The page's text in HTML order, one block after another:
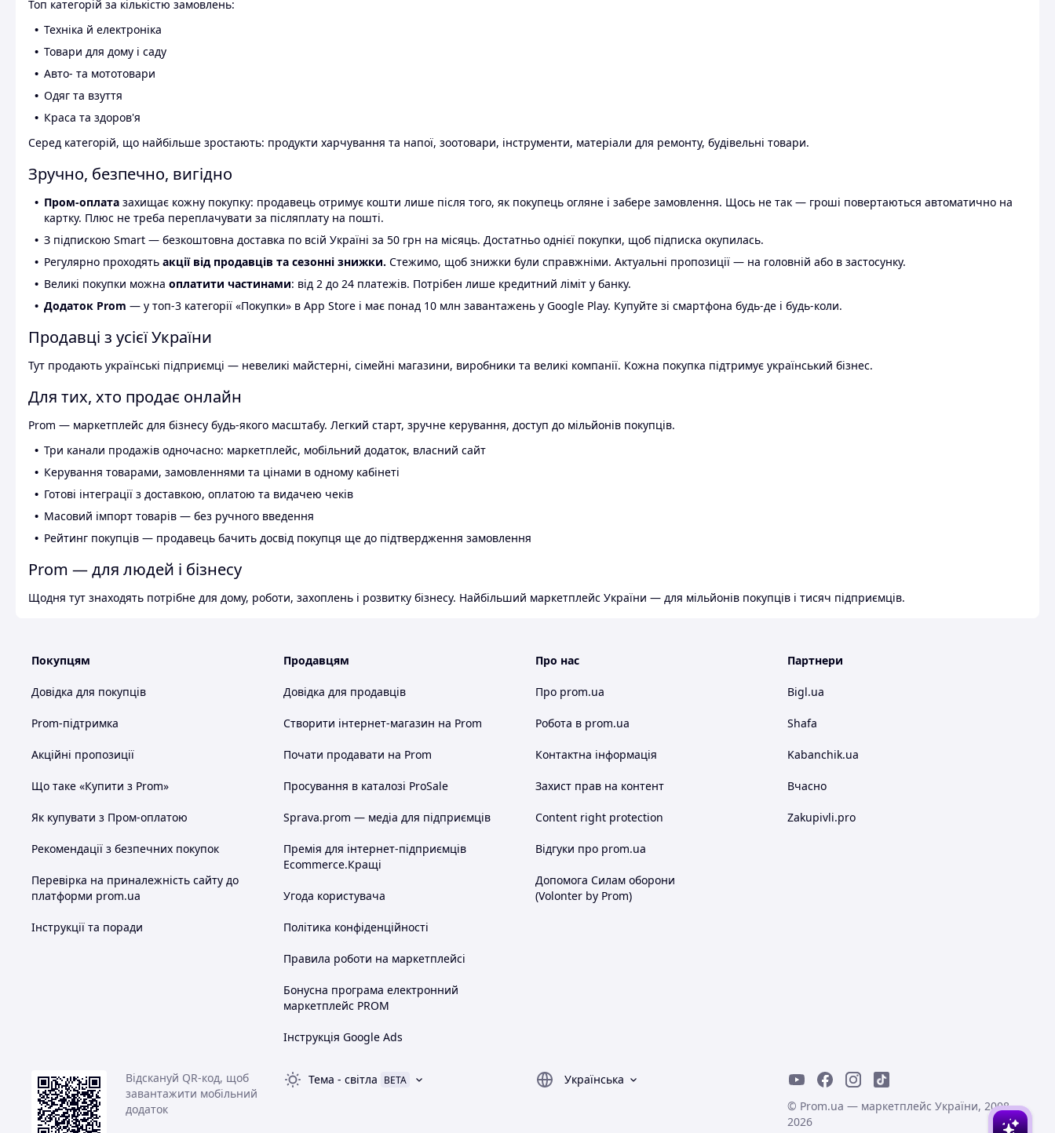
Топ категорій за кількістю замовлень:
Техніка й електроніка
Товари для дому і саду
Авто- та мототовари
Одяг та взуття
Краса та здоров'я
Серед категорій, що найбільше зростають: продукти харчування та напої, зоотовари, інструменти, матеріали для ремонту, будівельні товари.
Зручно, безпечно, вигідно
Пром-оплата захищає кожну покупку: продавець отримує кошти лише після того, як покупець огляне і забере замовлення. Щось не так — гроші повертаються автоматично на
картку. Плюс не треба переплачувати за післяплату на пошті.
З підпискою Smart — безкоштовна доставка по всій Україні за 50 грн на місяць. Достатньо однієї покупки, щоб підписка окупилась.
Регулярно проходять акції від продавців та сезонні знижки. Стежимо, щоб знижки були справжніми. Актуальні пропозиції — на головній або в застосунку.
Великі покупки можна оплатити частинами: від 2 до 24 платежів. Потрібен лише кредитний ліміт у банку.
Додаток Prom — у топ-3 категорії «Покупки» в App Store і має понад 10 млн завантажень у Google Play. Купуйте зі смартфона будь-де і будь-коли.
Продавці з усієї України
Тут продають українські підприємці — невеликі майстерні, сімейні магазини, виробники та великі компанії. Кожна покупка підтримує український бізнес.
Для тих, хто продає онлайн
Prom — маркетплейс для бізнесу будь-якого масштабу. Легкий старт, зручне керування, доступ до мільйонів покупців.
Три канали продажів одночасно: маркетплейс, мобільний додаток, власний сайт
Керування товарами, замовленнями та цінами в одному кабінеті
Готові інтеграції з доставкою, оплатою та видачею чеків
Масовий імпорт товарів — без ручного введення
Рейтинг покупців — продавець бачить досвід покупця ще до підтвердження замовлення
Prom — для людей і бізнесу
Щодня тут знаходять потрібне для дому, роботи, захоплень і розвитку бізнесу. Найбільший маркетплейс України — для мільйонів покупців і тисяч підприємців.
Покупцям
Довідка для покупців
Prom-підтримка
Акційні пропозиції
Що таке «Купити з Prom»
Як купувати з Пром-оплатою
Рекомендації з безпечних покупок
Перевірка на приналежність сайту до
платформи prom.ua
Інструкції та поради
Продавцям
Довідка для продавців
Створити інтернет-магазин на Prom
Почати продавати на Prom
Просування в каталозі ProSale
Sprava.prom — медіа для підприємців
Премія для інтернет-підприємців
Ecommerce.Кращі
Угода користувача
Політика конфіденційності
Правила роботи на маркетплейсі
Бонусна програма електронний
маркетплейс PROM
Інструкція Google Ads
Про нас
Про prom.ua
Робота в prom.ua
Контактна інформація
Захист прав на контент
Content right protection
Відгуки про prom.ua
Допомога Силам оборони
(Volonter by Prom)
Партнери
Bigl.ua
Shafa
Kabanchik.ua
Вчасно
Zakupivli.pro
Відскануй QR-код, щоб
завантажити мобільний
додаток
Тема - світла BETA
Українська
© Prom.ua — маркетплейс України, 2008-
2026